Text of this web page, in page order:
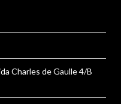
Charles de Gaulle 4/B